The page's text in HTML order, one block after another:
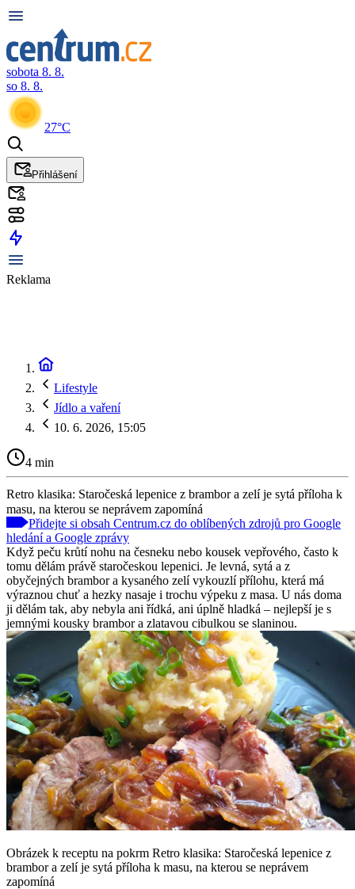
sobota 8. 8.
so 8. 8.
27°C
Přihlášení
Reklama
Lifestyle
Jídlo a vaření
10. 6. 2026, 15:05
4 min
Retro klasika: Staročeská lepenice z brambor a zelí je sytá příloha k
masu, na kterou se neprávem zapomíná
Přidejte si obsah Centrum.cz do oblíbených zdrojů pro Google
hledání a Google zprávy
Když peču krůtí nohu na česneku nebo kousek vepřového, často k
tomu dělám právě staročeskou lepenici. Je levná, sytá a z
obyčejných brambor a kysaného zelí vykouzlí přílohu, která má
výraznou chuť a hezky nasaje i trochu výpeku z masa. U nás doma
ji dělám tak, aby nebyla ani řídká, ani úplně hladká – nejlepší je s
jemnými kousky brambor a zlatavou cibulkou se slaninou.
Obrázek k receptu na pokrm Retro klasika: Staročeská lepenice z
brambor a zelí je sytá příloha k masu, na kterou se neprávem
zapomíná